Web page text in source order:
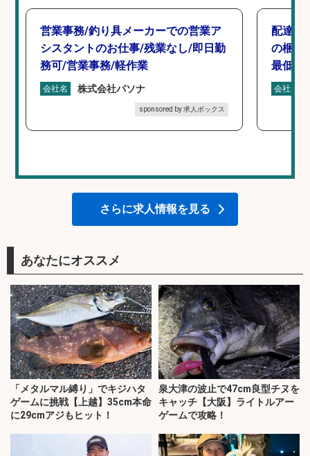
営業事務/釣り具メーカーでの営業ア
シスタントのお仕事/残業なし/即日勤
務可/営業事務/軽作業
会社名 株式会社パソナ
sponsored by 求人ボックス
配達/
の梱包
最低月
会社名
さらに求人情報を見る
あなたにオススメ
「メタルマル縛り」でキジハタ
ゲームに挑戦【上越】35cm本命
に29cmアジもヒット！
泉大津の波止で47cm良型チヌを
キャッチ【大阪】ライトルアー
ゲームで攻略！